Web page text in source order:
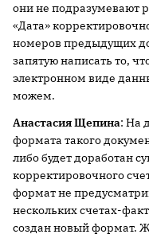
они не подразумевают
«Дата»
номеров предыдущих
запятую написать то,
электронном виде
можем.
Анастасия Щепина: На
формата такого
либо будет доработан
корректировочного
формат не
нескольких счетах-
создан новый формат.